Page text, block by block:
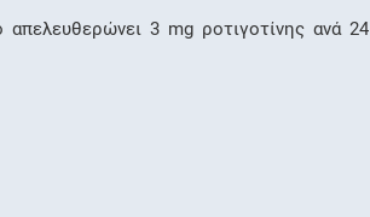
απελευθερώνει 3 mg ροτιγοτίνης ανά 24